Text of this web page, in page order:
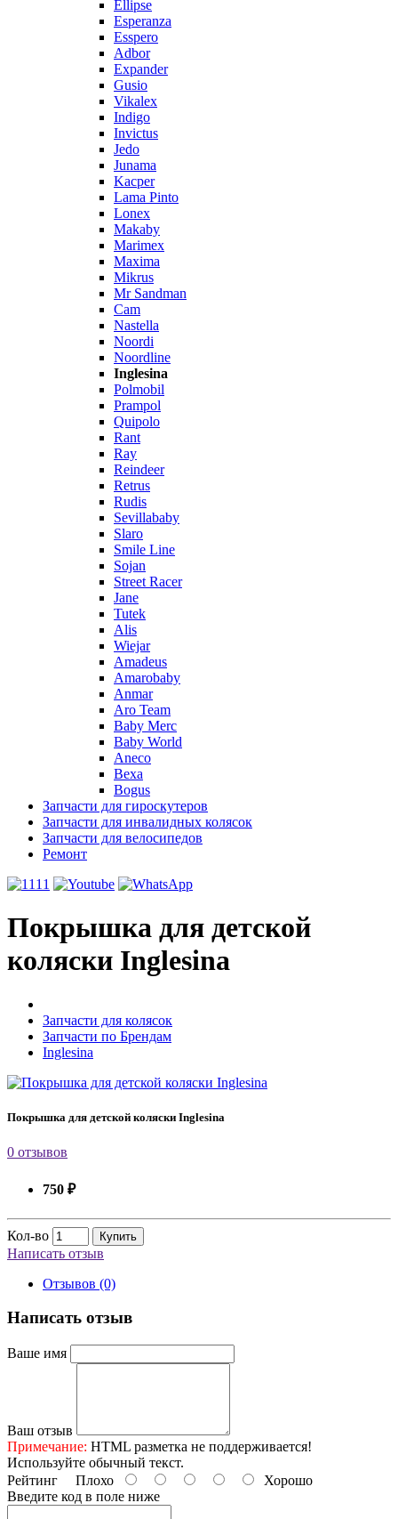
Ellipse
Esperanza
Esspero
Adbor
Expander
Gusio
Vikalex
Indigo
Invictus
Jedo
Junama
Kacper
Lama Pinto
Lonex
Makaby
Marimex
Maxima
Mikrus
Mr Sandman
Cam
Nastella
Noordi
Noordline
Inglesina
Polmobil
Prampol
Quipolo
Rant
Ray
Reindeer
Retrus
Rudis
Sevillababy
Slaro
Smile Line
Sojan
Street Racer
Jane
Tutek
Alis
Wiejar
Amadeus
Amarobaby
Anmar
Aro Team
Baby Merc
Baby World
Aneco
Bexa
Bogus
Запчасти для гироскутеров
Запчасти для инвалидных колясок
Запчасти для велосипедов
Ремонт
Покрышка для детской
коляски Inglesina
Запчасти для колясок
Запчасти по Брендам
Inglesina
Покрышка для детской коляски Inglesina
0 отзывов
750 ₽
Кол-во Купить
Написать отзыв
Отзывов (0)
Написать отзыв
Ваше имя
Ваш отзыв
Примечание: HTML разметка не поддерживается!
Используйте обычный текст.
Рейтинг Плохо
Хорошо
Введите код в поле ниже